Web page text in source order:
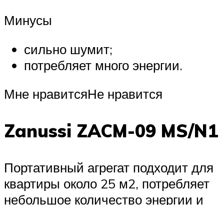
Минусы
сильно шумит;
потребляет много энергии.
Мне нравитсяНе нравится
Zanussi ZACM-09 MS/N1
Портативный агрегат подходит для
квартиры около 25 м2, потребляет
небольшое количество энергии и